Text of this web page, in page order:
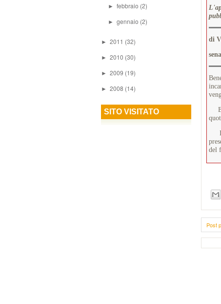
►febbraio (2)
►gennaio (2)
► 2011 (32)
► 2010 (30)
► 2009 (19)
► 2008 (14)
SITO VISITATO
di
La
del
Post